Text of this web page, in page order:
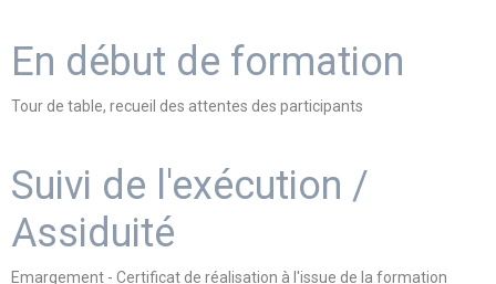
En début de formation
Tour de table, recueil des attentes des participants
Suivi de l'exécution /
Assiduité
Emargement - Certificat de réalisation à l'issue de la formation